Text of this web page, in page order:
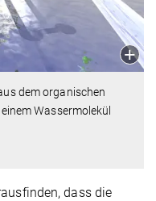
dem organischen
Wassermolekül
dass die